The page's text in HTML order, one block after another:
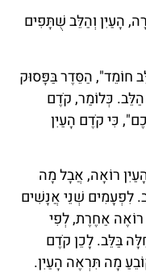
הָעַיִן וְהַלֵּב שֻׁתָּפִים
חוֹמֵד", הַסֵּדֶר בַּפָּסוּק
הַלֵּב. כְּלוֹמַר, קֹדֶם
כִּי קֹדֶם הָעַיִן
רוֹאָה, אֲבָל מָה
לִפְעָמִים שְׁנֵי אֲנָשִׁים
רוֹאֶה אַחֶרֶת, לְפִי
בַּלֵּב. לָכֵן קֹדֶם
מָה תִּרְאֶה הָעַיִן.